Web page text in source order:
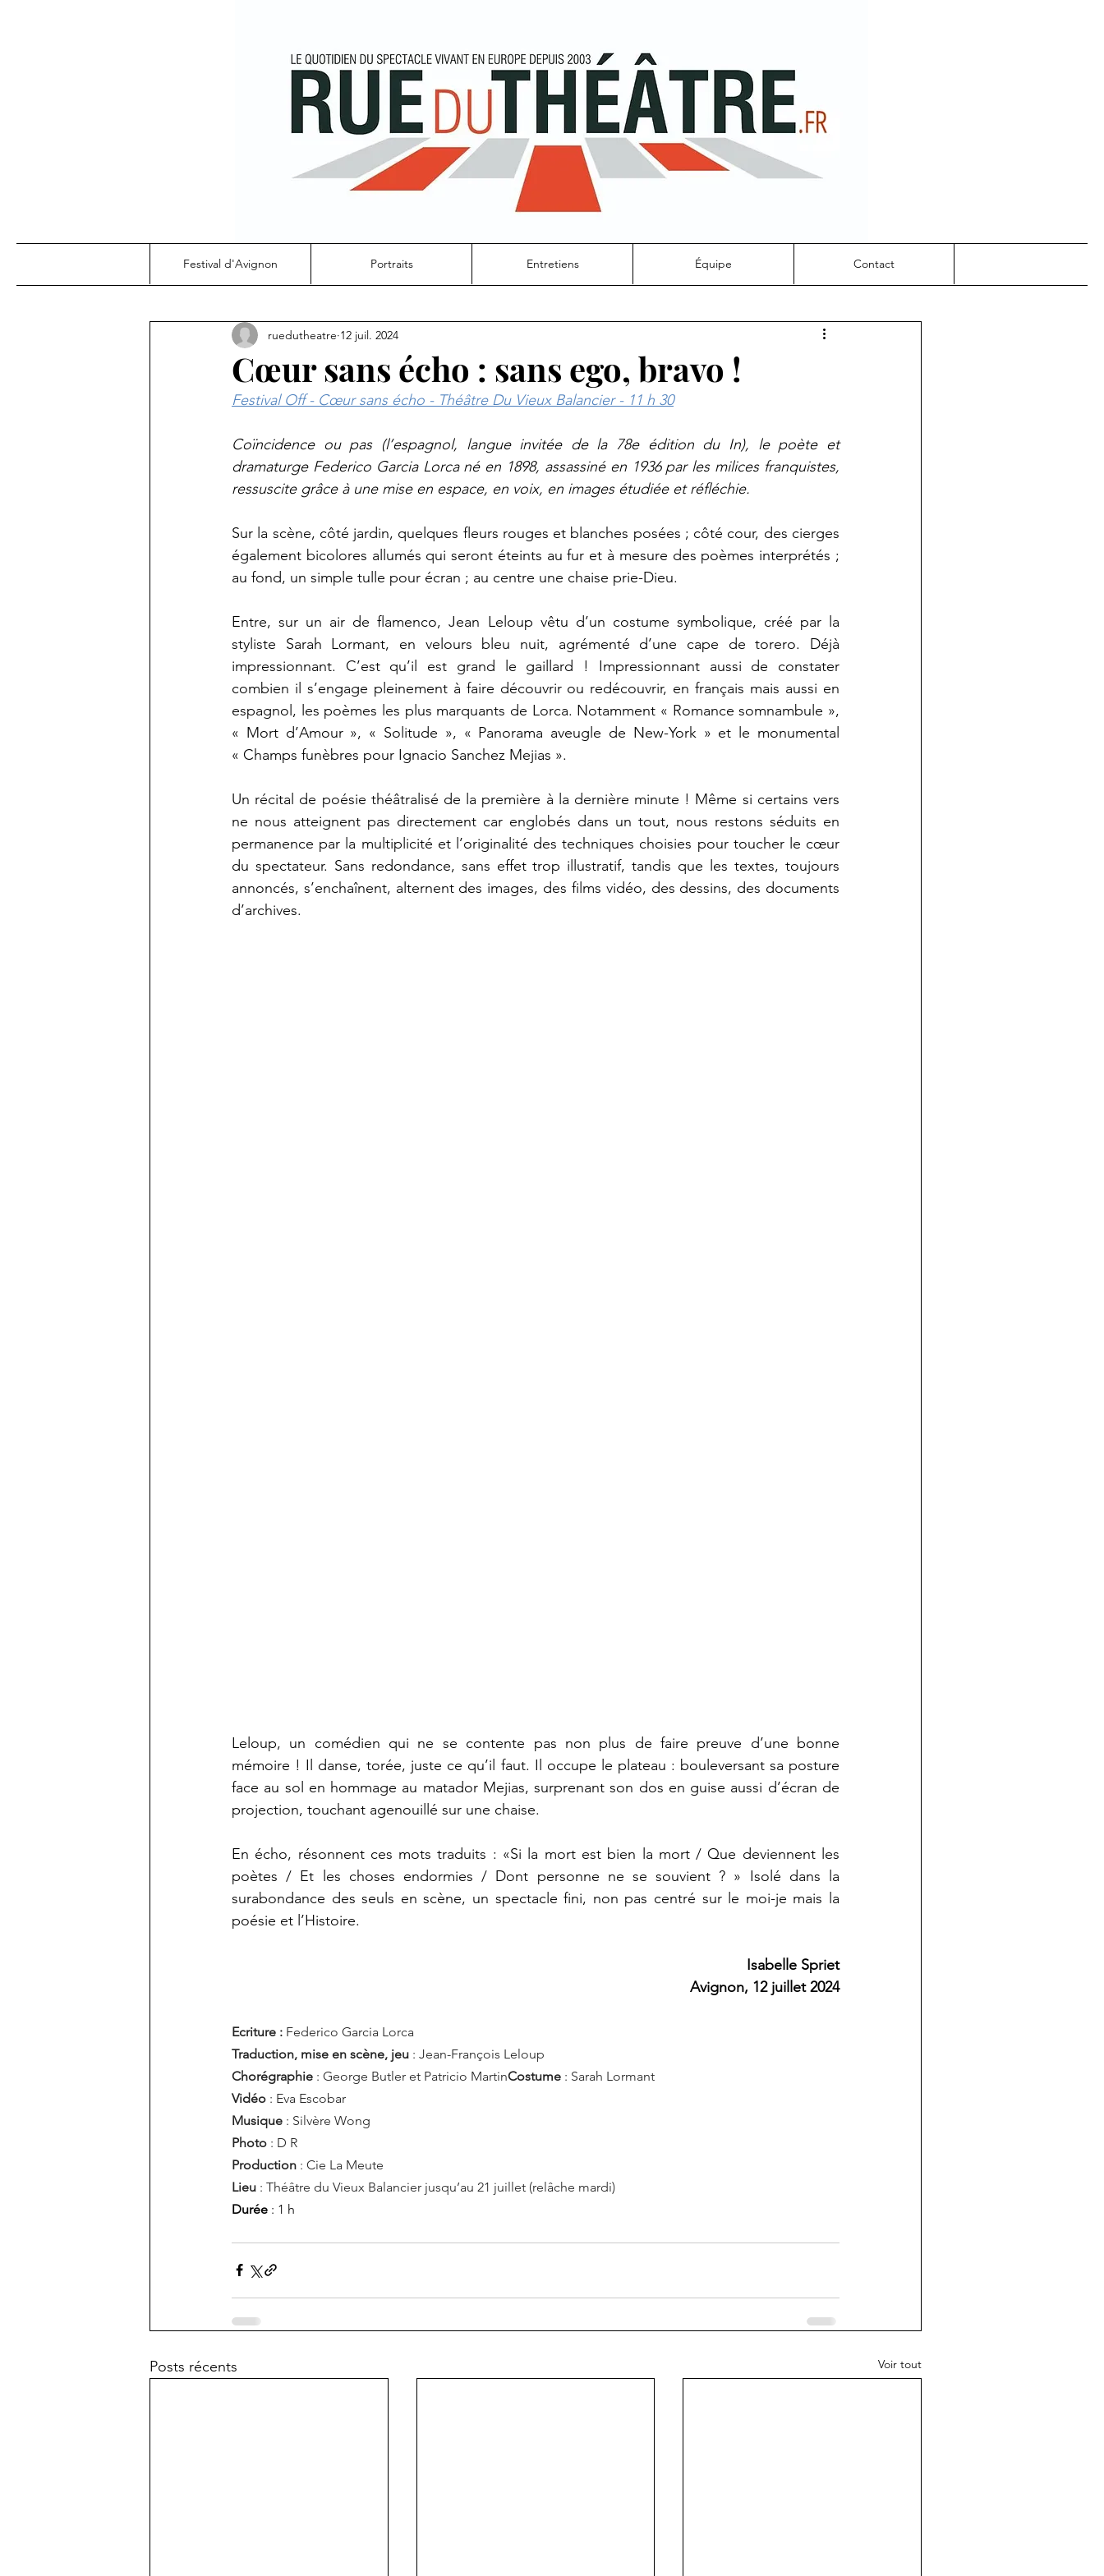
Festival d'Avignon Portraits Entretiens Équipe Contact
Cœur sans écho : sans ego, bravo !
ruedutheatre 12 juil. 2024
Festival Off - Cœur sans écho - Théâtre Du Vieux Balancier - 11 h 30
Coïncidence ou pas (l’espagnol, langue invitée de la 78e édition du In), le poète et
dramaturge Federico Garcia Lorca né en 1898, assassiné en 1936 par les milices franquistes,
ressuscite grâce à une mise en espace, en voix, en images étudiée et réfléchie.
Sur la scène, côté jardin, quelques fleurs rouges et blanches posées ; côté cour, des cierges
également bicolores allumés qui seront éteints au fur et à mesure des poèmes interprétés ;
au fond, un simple tulle pour écran ; au centre une chaise prie-Dieu.
Entre, sur un air de flamenco, Jean Leloup vêtu d’un costume symbolique, créé par la
styliste Sarah Lormant, en velours bleu nuit, agrémenté d’une cape de torero. Déjà
impressionnant. C’est qu’il est grand le gaillard ! Impressionnant aussi de constater
combien il s’engage pleinement à faire découvrir ou redécouvrir, en français mais aussi en
espagnol, les poèmes les plus marquants de Lorca. Notamment « Romance somnambule »,
« Mort d’Amour », « Solitude », « Panorama aveugle de New-York » et le monumental
« Champs funèbres pour Ignacio Sanchez Mejias ».
Un récital de poésie théâtralisé de la première à la dernière minute ! Même si certains vers
ne nous atteignent pas directement car englobés dans un tout, nous restons séduits en
permanence par la multiplicité et l’originalité des techniques choisies pour toucher le cœur
du spectateur. Sans redondance, sans effet trop illustratif, tandis que les textes, toujours
annoncés, s’enchaînent, alternent des images, des films vidéo, des dessins, des documents
d’archives.
Leloup, un comédien qui ne se contente pas non plus de faire preuve d’une bonne
mémoire ! Il danse, torée, juste ce qu’il faut. Il occupe le plateau : bouleversant sa posture
face au sol en hommage au matador Mejias, surprenant son dos en guise aussi d’écran de
projection, touchant agenouillé sur une chaise.
En écho, résonnent ces mots traduits : «Si la mort est bien la mort / Que deviennent les
poètes / Et les choses endormies / Dont personne ne se souvient ? » Isolé dans la
surabondance des seuls en scène, un spectacle fini, non pas centré sur le moi-je mais la
poésie et l’Histoire.
Isabelle Spriet
Avignon, 12 juillet 2024
Ecriture : Federico Garcia Lorca
Traduction, mise en scène, jeu : Jean-François Leloup
Chorégraphie : George Butler et Patricio MartinCostume : Sarah Lormant
Vidéo : Eva Escobar
Musique : Silvère Wong
Photo : D R
Production : Cie La Meute
Lieu : Théâtre du Vieux Balancier jusqu’au 21 juillet (relâche mardi)
Durée : 1 h
Posts récents Voir tout